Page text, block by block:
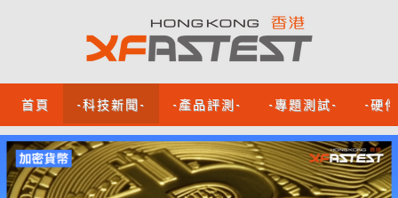
首頁 -科技新聞- -產品評測- -專題測試- -硬